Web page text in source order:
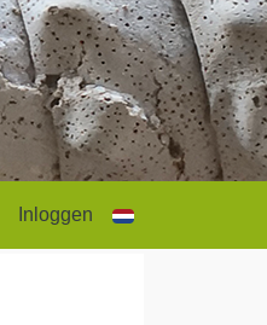
Inloggen